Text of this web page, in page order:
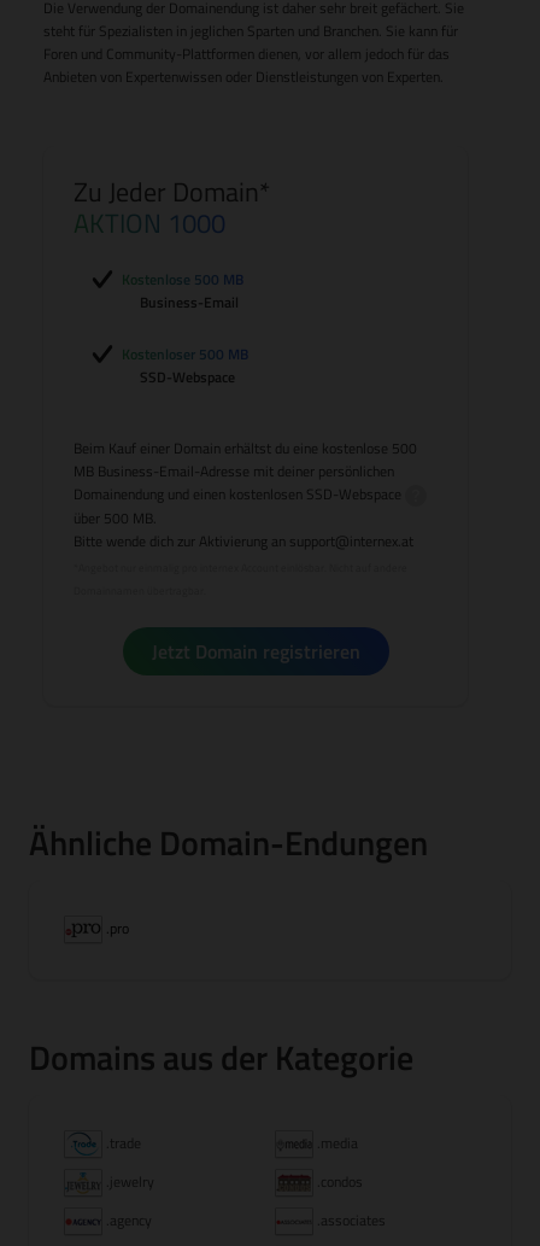
Die Verwendung der Domainendung ist daher sehr breit gefächert. Sie
steht für Spezialisten in jeglichen Sparten und Branchen. Sie kann für
Foren und Community-Plattformen dienen, vor allem jedoch für das
Anbieten von Expertenwissen oder Dienstleistungen von Experten.
Zu Jeder Domain*
AKTION 1000
Kostenlose 500 MB
Business-Email
Kostenloser 500 MB
SSD-Webspace
Beim Kauf einer Domain erhältst du eine kostenlose 500
MB Business-Email-Adresse mit deiner persönlichen
Domainendung und einen kostenlosen SSD-Webspace
über 500 MB.
Bitte wende dich zur Aktivierung an support@internex.at
Jetzt Domain registrieren
Ähnliche Domain-Endungen
.pro
Domains aus der Kategorie
.trade
.media
.jewelry
.condos
.agency
.associates